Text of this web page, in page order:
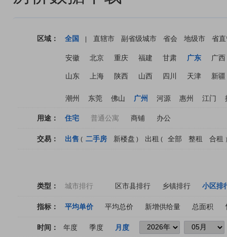
区域： 全国 直辖市 副省级城市 省会 地级市 省
安徽 北京 重庆 福建 甘肃 广东 广西
山东 上海 陕西 山西 四川 天津 新疆
潮州 东莞 佛山 广州 河源 惠州 江门
用途： 住宅 普通公寓 商铺 办公
交易： 出售 ( 二手房 新楼盘 ) 出租 ( 全部 整租 合租
类型： 城市排行 区市县排行 乡镇排行 小区排
指标： 平均单价 平均总价 新增供给量 总面积
时间： 年度 季度 月度